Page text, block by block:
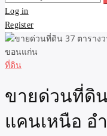
for:
Log in
Register
ที่ดิน
ขายด่วนที่ดิน
แคนเหนือ​ อ